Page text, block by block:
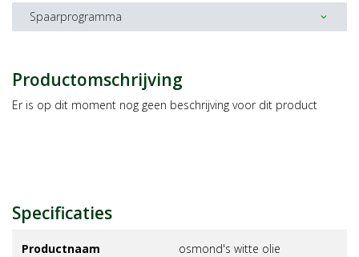
Spaarprogramma expand_more
Productomschrijving
Er is op dit moment nog geen beschrijving voor dit product
Specificaties
Productnaam osmond's witte olie